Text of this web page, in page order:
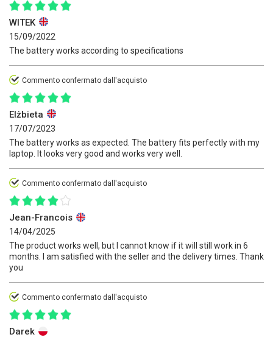
WITEK
15/09/2022
The battery works according to specifications
Commento confermato dall'acquisto
Elżbieta
17/07/2023
The battery works as expected. The battery fits perfectly with my
laptop. It looks very good and works very well.
Commento confermato dall'acquisto
Jean-Francois
14/04/2025
The product works well, but I cannot know if it will still work in 6
months. I am satisfied with the seller and the delivery times. Thank
you
Commento confermato dall'acquisto
Darek